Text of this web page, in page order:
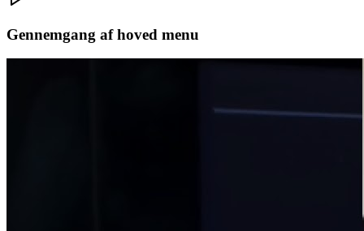
Gennemgang af hoved menu